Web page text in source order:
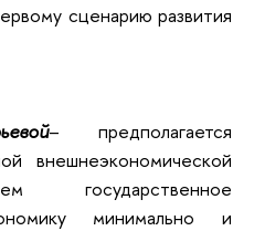
сценарию развития
– предполагается
внешнеэкономической
государственное
минимально и